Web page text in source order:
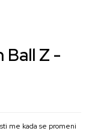
Ball Z -
me kada se promeni